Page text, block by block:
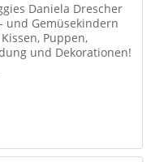
Daniela Drescher
und Gemüsekindern
Puppen,
und Dekorationen!